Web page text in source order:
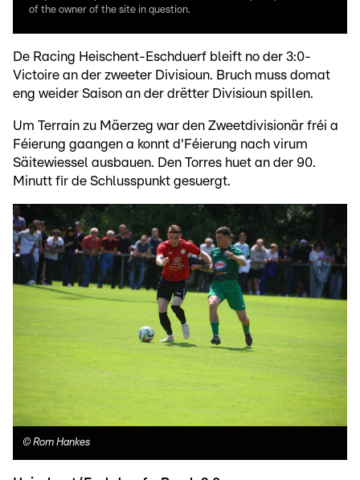
of the owner of the site in question.
De Racing Heischent-Eschduerf bleift no der 3:0-
Victoire an der zweeter Divisioun. Bruch muss domat
eng weider Saison an der drëtter Divisioun spillen.
Um Terrain zu Mäerzeg war den Zweetdivisionär fréi a
Féierung gaangen a konnt d'Féierung nach virum
Säitewiessel ausbauen. Den Torres huet an der 90.
Minutt fir de Schlusspunkt gesuergt.
© Rom Hankes